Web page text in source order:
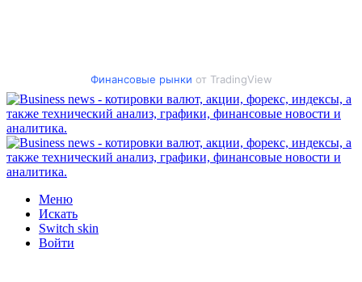
Финансовые рынки от TradingView
Меню
Искать
Switch skin
Войти